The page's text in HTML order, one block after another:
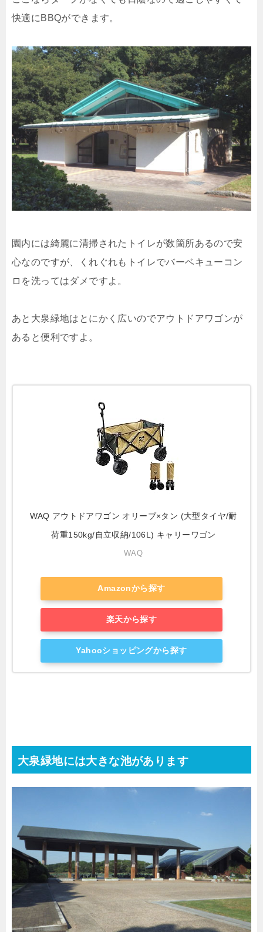
快適にBBQができます。
園内には綺麗に清掃されたトイレが数箇所あるので安
心なのですが、くれぐれもトイレでバーベキューコン
ロを洗ってはダメですよ。
あと大泉緑地はとにかく広いのでアウトドアワゴンが
あると便利ですよ。
WAQ アウトドアワゴン オリーブ×タン (大型タイヤ/耐
荷重150kg/自立収納/106L) キャリーワゴン
WAQ
Amazonから探す
楽天から探す
Yahooショッピングから探す
大泉緑地には大きな池があります